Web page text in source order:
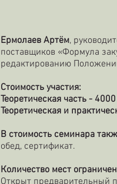
Ермолаев Артём,
поставщиков «Формула
редактированию
Стоимость участия:
Теоретическая часть -
Теоретическая и
В стоимость семинара
обед, сертификат.
Количество мест
Открыт предварительный